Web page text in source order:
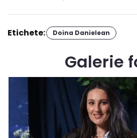
Etichete: Doina Danielean
Galerie